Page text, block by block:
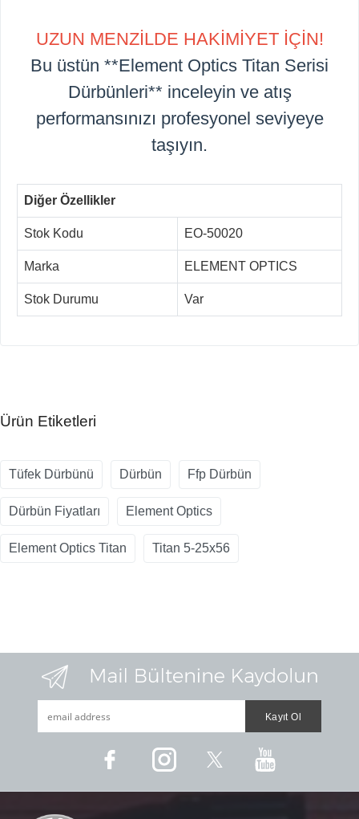
UZUN MENZİLDE HAKİMİYET İÇİN!
Bu üstün **Element Optics Titan Serisi
Dürbünleri** inceleyin ve atış
performansınızı profesyonel seviyeye
taşıyın.
Diğer Özellikler
Stok Kodu EO-50020
Marka ELEMENT OPTICS
Stok Durumu Var
Ürün Etiketleri
Tüfek Dürbünü Dürbün Ffp Dürbün
Dürbün Fiyatları Element Optics
Element Optics Titan Titan 5-25x56